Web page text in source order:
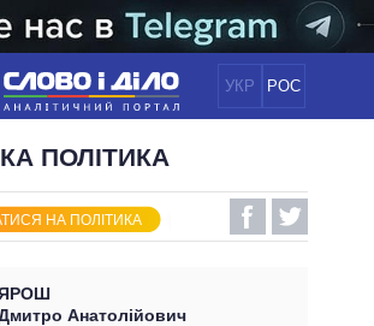
УКР РОС
НОВИНИ
ПОЛІТИКА
ЕКОНОМІКА
СВІТ
ОБIЦЯНКИ
ІНФОГРАФІКА
ПОЛІТИКА
НА ПОЛІТИКА
Анатолійович